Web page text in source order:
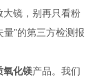
镜，别再只看粉
量”的第三方检测报
氧化镁产品。我们